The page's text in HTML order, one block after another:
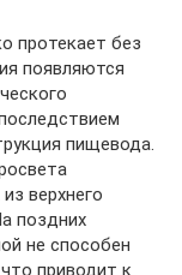
протекает без
появляются
пищевода.
верхнего
поздних
не способен
приводит к